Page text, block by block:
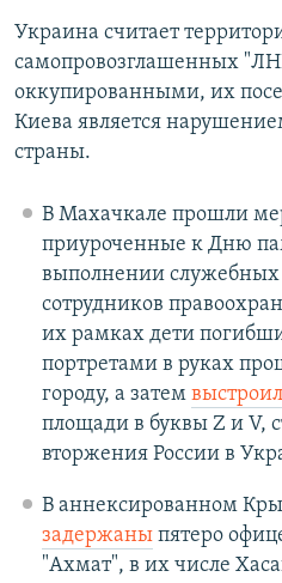
Украина считает
самопровозглашенных
оккупированными, их
Киева является
страны.
В Махачкале прошли
приуроченные к Дню
выполнении служебных
сотрудников
их рамках дети
портретами в руках
городу, а затем
площади в буквы Z и V,
вторжения России в
В аннексированном
задержаныпятеро
"Ахмат", в их числе